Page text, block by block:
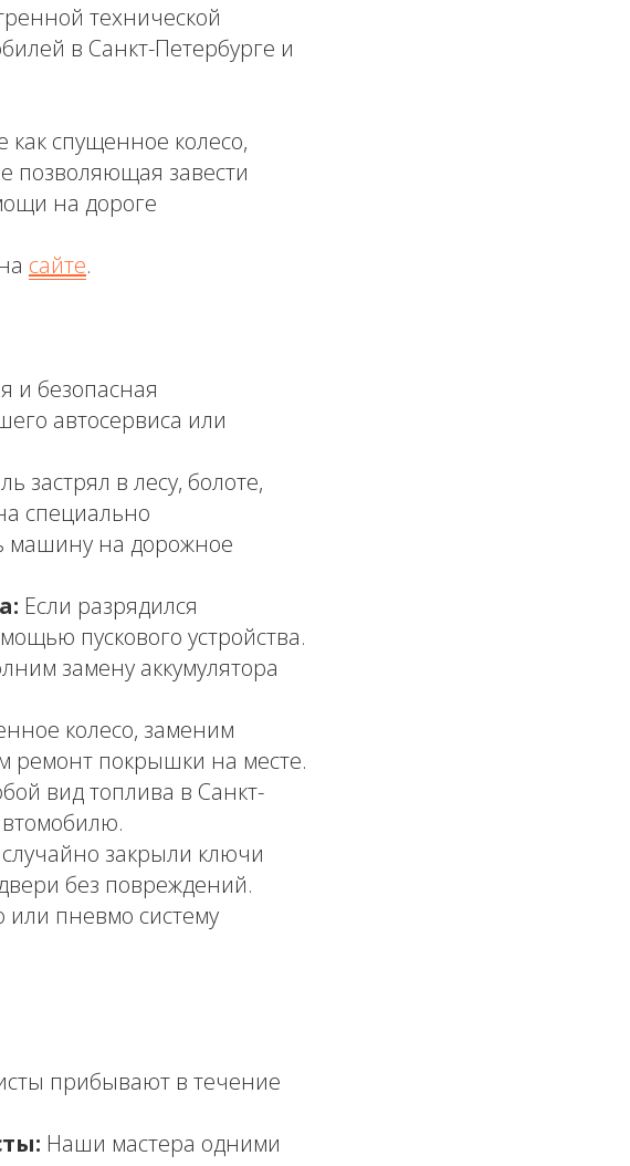
технической
в Санкт-Петербурге и
как спущенное колесо,
позволяющая завести
на дороге
сайте.
и безопасная
автосервиса или
застрял в лесу, болоте,
специально
машину на дорожное
Если разрядился
пускового устройства.
замену аккумулятора
колесо, заменим
ремонт покрышки на месте.
вид топлива в Санкт-
закрыли ключи
без повреждений.
пневмо систему
прибывают в течение
Наши мастера одними